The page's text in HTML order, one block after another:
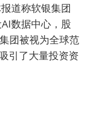
道称软银集团
数据中心，股
团被视为全球范
引了大量投资资